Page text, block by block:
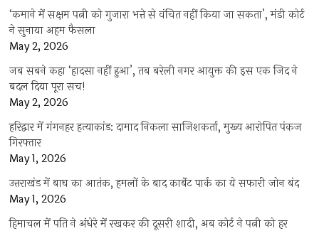
‘कमाने में सक्षम पत्नी को गुजारा भत्ते से वंचित नहीं किया जा सकता’, मंडी कोर्ट
ने सुनाया अहम फैसला
May 2, 2026
जब सबने कहा ‘हादसा नहीं हुआ’, तब बरेली नगर आयुक्त की इस एक जिद ने
बदल दिया पूरा सच!
May 2, 2026
हरिद्वार में गंगनहर हत्याकांड: दामाद निकला साजिशकर्ता, मुख्य आरोपित पंकज
गिरफ्तार
May 1, 2026
उत्तराखंड में बाघ का आतंक, हमलों के बाद कार्बेट पार्क का ये सफारी जोन बंद
May 1, 2026
हिमाचल में पति ने अंधेरे में रखकर की दूसरी शादी, अब कोर्ट ने पत्नी को हर